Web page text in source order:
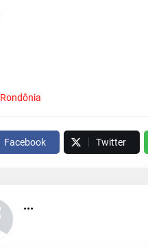
Rondônia
Facebook Twitter
...